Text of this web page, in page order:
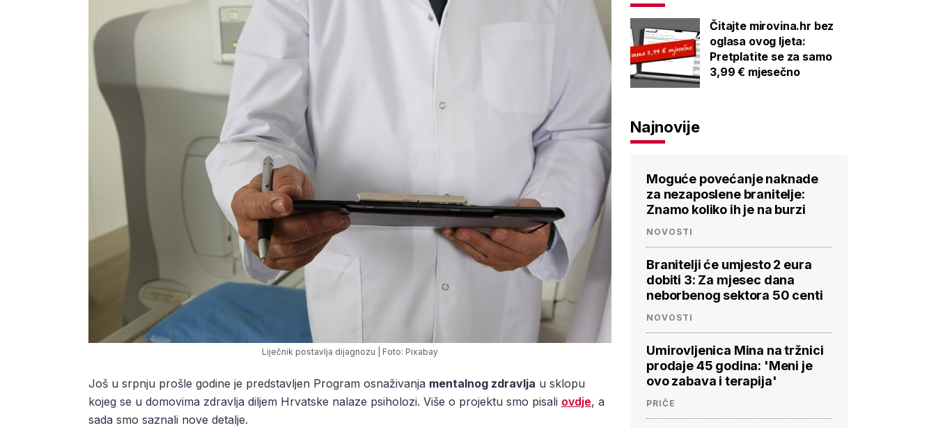
Liječnik postavlja dijagnozu | Foto: Pixabay
Još u srpnju prošle godine je predstavljen Program osnaživanja mentalnog zdravlja u sklopu
kojeg se u domovima zdravlja diljem Hrvatske nalaze psiholozi. Više o projektu smo pisali ovdje, a
sada smo saznali nove detalje.
Čitajte mirovina.hr bez
oglasa ovog ljeta:
Pretplatite se za samo
3,99 € mjesečno
Najnovije
Moguće povećanje naknade
za nezaposlene branitelje:
Znamo koliko ih je na burzi
NOVOSTI
Branitelji će umjesto 2 eura
dobiti 3: Za mjesec dana
neborbenog sektora 50 centi
NOVOSTI
Umirovljenica Mina na tržnici
prodaje 45 godina: 'Meni je
ovo zabava i terapija'
PRIČE